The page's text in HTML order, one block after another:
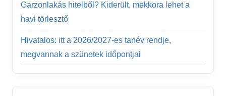
Garzonlakás hitelből? Kiderült, mekkora lehet a
havi törlesztő
Hivatalos: itt a 2026/2027-es tanév rendje,
megvannak a szünetek időpontjai